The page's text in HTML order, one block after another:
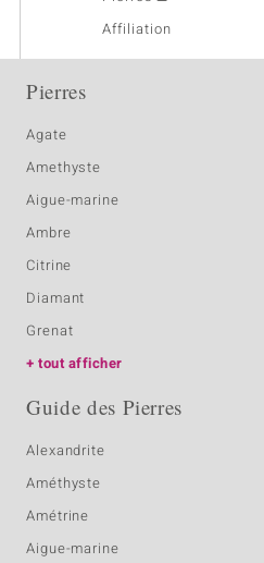
Affiliation
Pierres
Agate
Amethyste
Aigue-marine
Ambre
Citrine
Diamant
Grenat
tout afficher
Guide des Pierres
Alexandrite
Améthyste
Amétrine
Aigue-marine